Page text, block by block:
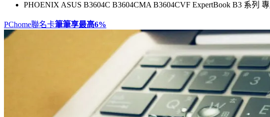
PHOENIX ASUS B3604C B3604CMA B3604CVF ExpertBook B3 系列
PChome聯名卡筆筆享最高6%